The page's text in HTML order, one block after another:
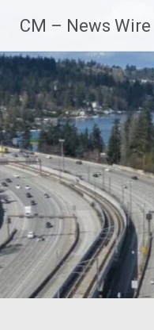
Inhalt
springen
CM – News Wire